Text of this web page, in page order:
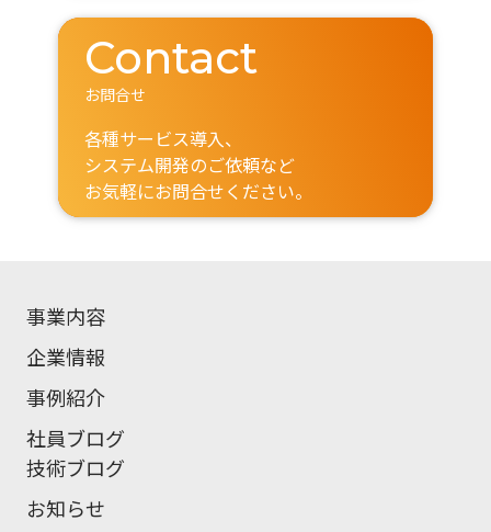
Contact
お問合せ
各種サービス導入、
システム開発のご依頼など
お気軽にお問合せください。
事業内容
企業情報
事例紹介
社員ブログ
技術ブログ
お知らせ